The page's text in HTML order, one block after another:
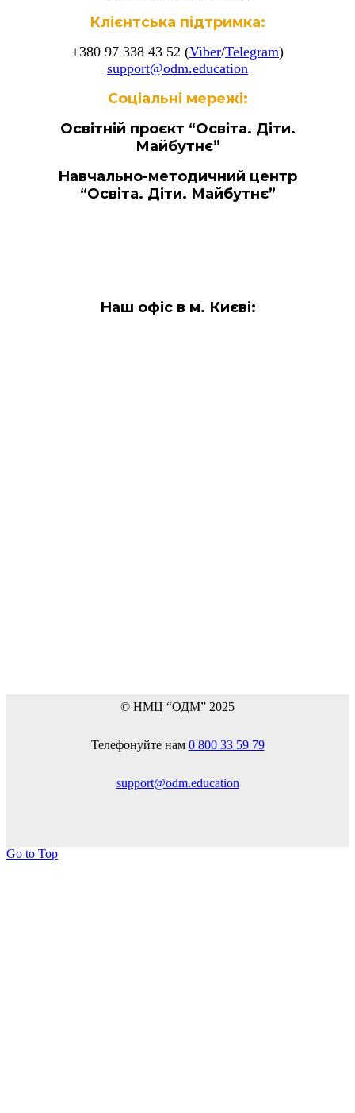
Клієнтська підтримка:
+380 97 338 43 52 (Viber/Telegram)
support@odm.education
Соціальні мережі:
Освітній проєкт “Освіта. Діти.
Майбутнє”
Навчально-методичний центр
“Освіта. Діти. Майбутнє”
Наш офіс в м. Києві:
© НМЦ “ОДМ” 2025
Телефонуйте нам 0 800 33 59 79
support@odm.education
Go to Top